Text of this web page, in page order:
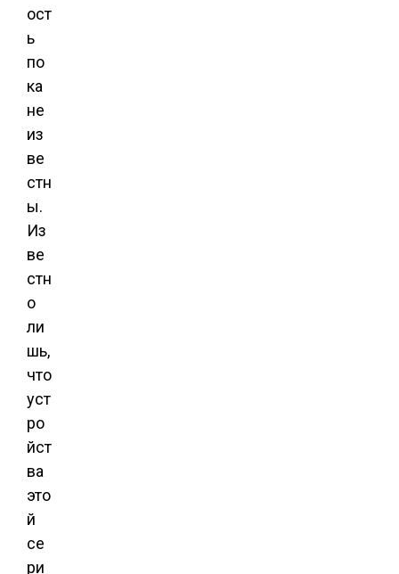
ост
ь
по
ка
не
из
ве
стн
ы.
Из
ве
стн
о
ли
шь,
что
уст
ро
йст
ва
это
й
се
ри